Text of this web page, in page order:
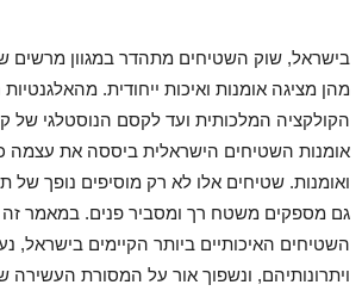
בישראל, שוק השטיחים מתהדר במגוון מרשים
מהן מציגה אומנות ואיכות ייחודית.
הקולקציה המלכותית ועד לקסם הנוסטלגי של
אומנות השטיחים הישראלית ביססה את עצמה
ואומנות. שטיחים אלו לא רק מוסיפים נופך
השטיחים האיכותיים ביותר הקיימים בישראל,
ויתרונותיהם, ונשפוך אור על המסורת